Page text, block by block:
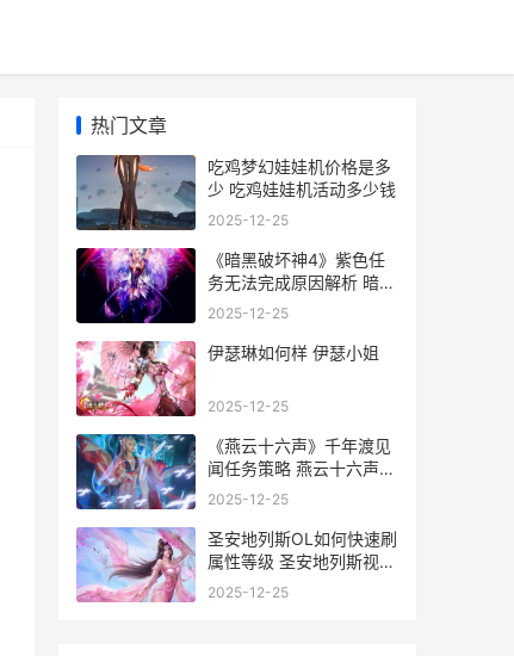
热门文章
吃鸡梦幻娃娃机价格是多
少 吃鸡娃娃机活动多少钱
2025-12-25
《暗黑破坏神4》紫色任
务无法完成原因解析 暗黑
破坏神4是单机游戏还是
2025-12-25
伊瑟琳如何样 伊瑟小姐
2025-12-25
《燕云十六声》千年渡见
闻任务策略 燕云十六声云
游戏
2025-12-25
圣安地列斯OL如何快速刷
属性等级 圣安地列斯视频
攻略
2025-12-25